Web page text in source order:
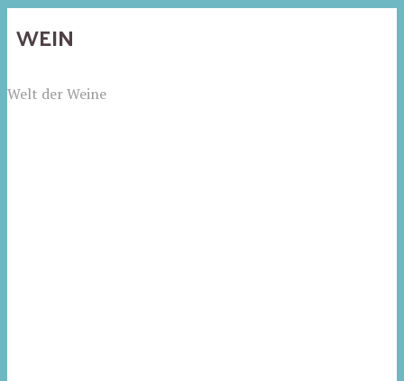
WEIN
Welt der Weine